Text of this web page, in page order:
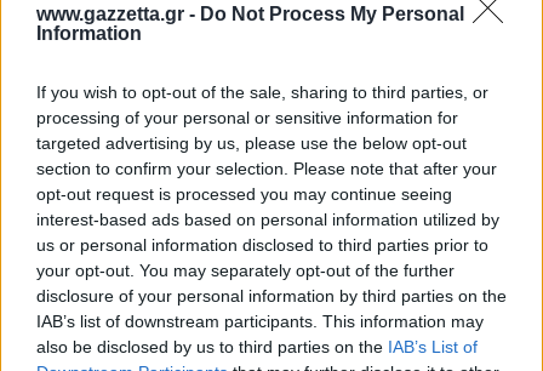
www.gazzetta.gr - Do Not Process My Personal
Information
If you wish to opt-out of the sale, sharing to third parties, or
processing of your personal or sensitive information for
targeted advertising by us, please use the below opt-out
section to confirm your selection. Please note that after your
opt-out request is processed you may continue seeing
interest-based ads based on personal information utilized by
us or personal information disclosed to third parties prior to
your opt-out. You may separately opt-out of the further
disclosure of your personal information by third parties on the
IAB’s list of downstream participants. This information may
also be disclosed by us to third parties on the IAB’s List of
Bundesliga
Εθνική Ελλάδος
Μουντιάλ 2026
Wyscout Analysis
Ευρώπη
Κόσμος
EuroCup
Basketaki
Eurobasket
CEV Cup
Challenge Cup
Κολύμβηση
Ιστιοπλοΐα
Κωπηλασία
Ξιφασκία
Σκοποβολή
Πάλη
Τάε κβον ντο
Τζούντο
Τεχνολογία
Υγεία
Showbiz
Παναγιώτης Δαλαταριώφ
Αντώνης Καλκαβούρας
Αντώνης Καρπετόπουλος
Δημήτρης Κατσιώνης
Γιώργος Κούβαρης
Κώστας Νικολακόπουλος
Γιάννης Πάλλας
Νίκος Παπαδογιάννης
Γιώργος Σακελλαρίου
GMotion WRC
ΑΘΛΗΤΙΚΕΣ ΜΕΤΑΔΟΣΕΙΣ
GWOMEN
ΑΘΛΗΤΙΚΗ ΗΧΩ
ΕΚΠΟΜΠΕΣ
GALACTICOS BY INTERWETTEN
GAZZ FLOOR BY NOVIBET
POLE POSITION BY ALLWYN
OLD SCHOOL
ΟΜΑΔΕΣ
ΑΕΚ
PODCASTS
ΣΠΛΙΤ
GAZZETTA ACTS
Περιγραφή Σχολιάστε εδώ
Ολοκληρώθηκε
ΑΕΚ
Α.Ε
1
1
0
2
0
0
Α.Ε
Ολοκληρωση κανονικης διαρκειας